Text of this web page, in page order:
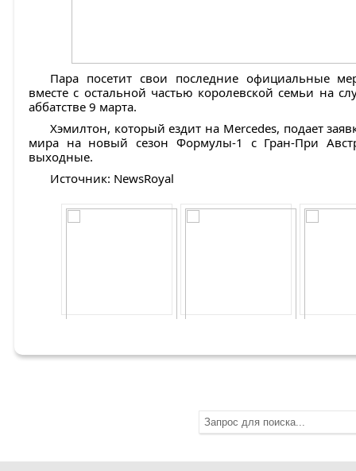
Пара посетит свои последние официальные
вместе с остальной частью королевской семьи на
аббатстве 9 марта.
Хэмилтон, который ездит на Mercedes, подает
мира на новый сезон Формулы-1 с Гран-При
выходные.
Источник: NewsRoyal